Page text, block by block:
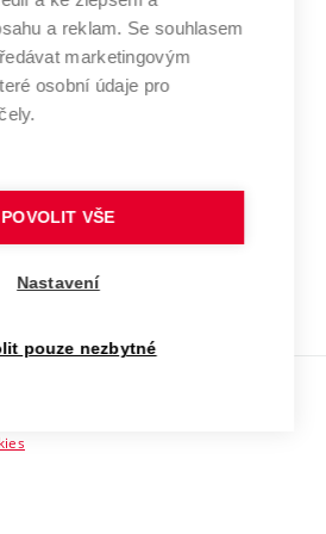
fondů
Brně
V BRNĚ
a reklam. Se souhlasem
marketingovým
osobní údaje pro
POVOLIT VŠE
Nastavení
pouze nezbytné